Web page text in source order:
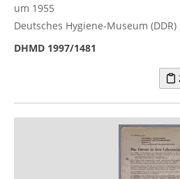
um 1955
Deutsches Hygiene-Museum (DDR)
DHMD 1997/1481